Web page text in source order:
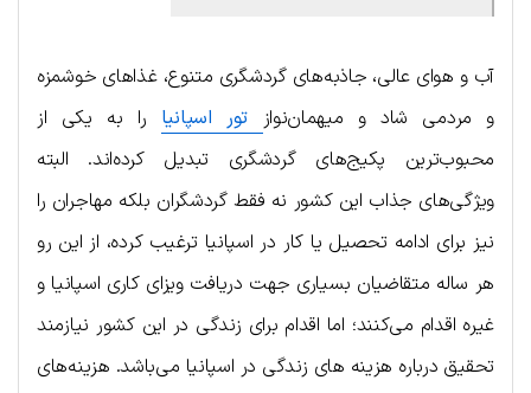
آب و هوای عالی، جاذبه‌های گردشگری متنوع، غذاهای خوشمزه
و مردمی شاد و میهمان‌نواز
تور اسپانیا را به یکی از
محبوب‌ترین پکیج‌های گردشگری تبدیل کرده‌اند. البته
ویژگی‌های جذاب این کشور نه فقط گردشگران بلکه مهاجران را
نیز برای ادامه تحصیل یا کار در اسپانیا ترغیب کرده، از این رو
هر ساله متقاضیان بسیاری جهت دریافت ویزای کاری اسپانیا و
غیره اقدام می‌کنند؛ اما اقدام برای زندگی در این کشور نیازمند
تحقیق درباره هزینه های زندگی در اسپانیا می‌باشد. هزینه‌های